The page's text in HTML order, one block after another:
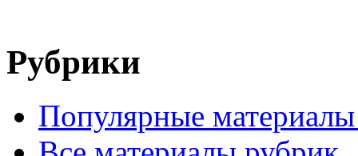
Рубрики
Популярные